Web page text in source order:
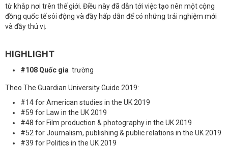
từ khắp nơi trên thế giới. Điều này đã dẫn tới việc tạo nên một cộng
đồng quốc tế sôi động và đầy hấp dẫn để có những trải nghiệm mới
và đầy thú vị.
HIGHLIGHT
#108 Quốc gia trường
Theo The Guardian University Guide 2019:
#14 for American studies in the UK 2019
#59 for Law in the UK 2019
#48 for Film production & photography in the UK 2019
#52 for Journalism, publishing & public relations in the UK 2019
#39 for Politics in the UK 2019